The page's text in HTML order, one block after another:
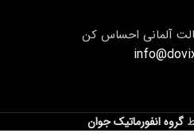
آلمانی احساس کن
گروه انفورماتیک جوان